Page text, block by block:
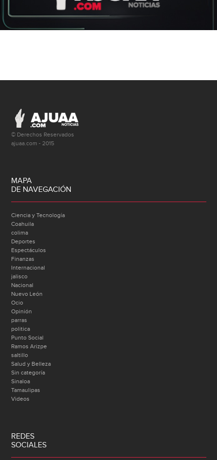
© Derechos Reservados
ajuaa.com - 2015
MAPA
DE NAVEGACIÓN
Ciencia y Tecnología
Coahuila
colima
Deportes
Espectáculos
Finanzas
Internacional
jalisco
Nacional
Nuevo León
Ocio
Opinión
parras
politica
Punto Social
Ramos Arizpe
saltillo
Salud y Belleza
Sin categoría
Sinaloa
Tamaulipas
Videos
REDES
SOCIALES